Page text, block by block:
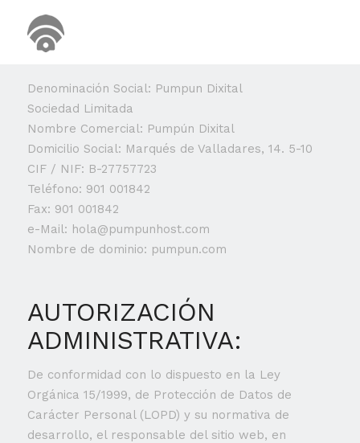
DATOS DE LA EMPRESA
Denominación Social: Pumpun Dixital
Sociedad Limitada
Nombre Comercial: Pumpún Dixital
Domicilio Social: Marqués de Valladares, 14. 5-10
CIF / NIF: B-27757723
Teléfono: 901 001842
Fax: 901 001842
e-Mail: hola@pumpunhost.com
Nombre de dominio: pumpun.com
AUTORIZACIÓN
ADMINISTRATIVA:
De conformidad con lo dispuesto en la Ley
Orgánica 15/1999, de Protección de Datos de
Carácter Personal (LOPD) y su normativa de
desarrollo, el responsable del sitio web, en